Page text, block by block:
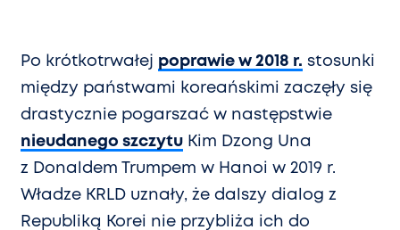
Po krótkotrwałej poprawie w 2018 r. stosunki
między państwami koreańskimi zaczęły się
drastycznie pogarszać w następstwie
nieudanego szczytu Kim Dzong Una
z Donaldem Trumpem w Hanoi w 2019 r.
Władze KRLD uznały, że dalszy dialog z
Republiką Korei nie przybliża ich do